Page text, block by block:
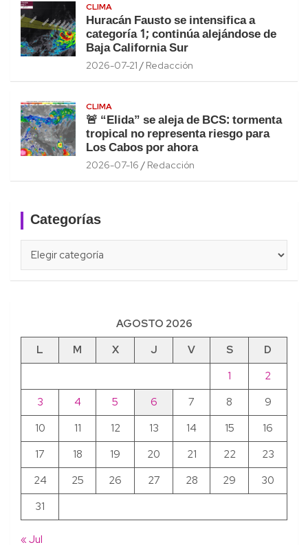
CLIMA
Huracán Fausto se intensifica a
categoría 1; continúa alejándose de
Baja California Sur
2026-07-21 Redacción
CLIMA
🚨 “Elida” se aleja de BCS: tormenta
tropical no representa riesgo para
Los Cabos por ahora
2026-07-16 Redacción
Categorías
AGOSTO 2026
L
M X J V S
D
1
2
3
4 5 6 7 8
9
10
11 12 13 14 15
16
17
18 19 20 21 22
23
24
25 26 27 28 29
30
31
« Jul